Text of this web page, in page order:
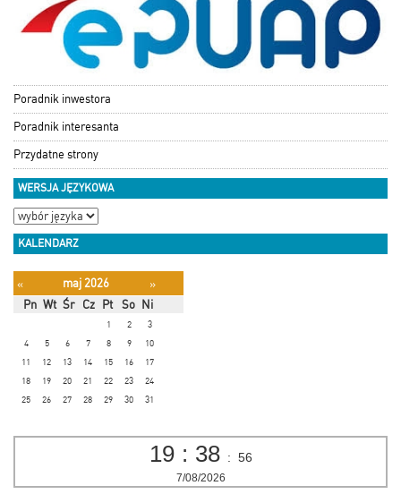
Poradnik inwestora
Poradnik interesanta
Przydatne strony
WERSJA JĘZYKOWA
KALENDARZ
« maj 2026
»
Pn Wt Śr Cz Pt So Ni
1 2
3
4
5 6 7 8 9
10
11
12 13 14 15 16
17
18
19 20 21 22 23
24
25
26 27 28 29 30 31
19 : 38 : 57
7/08/2026